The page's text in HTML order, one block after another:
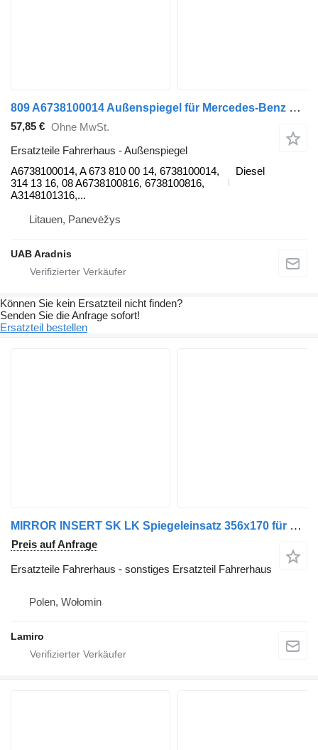
809 A6738100014 Außenspiegel für Mercedes-Benz LK/LN2 LKW
57,85 € Ohne MwSt.
Ersatzteile Fahrerhaus - Außenspiegel
A6738100014, A 673 810 00 14, 6738100014,
314 13 16, 08 A6738100816, 6738100816,
A3148101316,...
Diesel
Litauen, Panevėžys
UAB Aradnis
Können Sie kein Ersatzteil nicht finden?
Senden Sie die Anfrage sofort!
Ersatzteil bestellen
MIRROR INSERT SK LK Spiegeleinsatz 356x170 für Mercedes-Benz SK LK LKW
Preis auf Anfrage
Ersatzteile Fahrerhaus - sonstiges Ersatzteil Fahrerhaus
Polen, Wołomin
Lamiro